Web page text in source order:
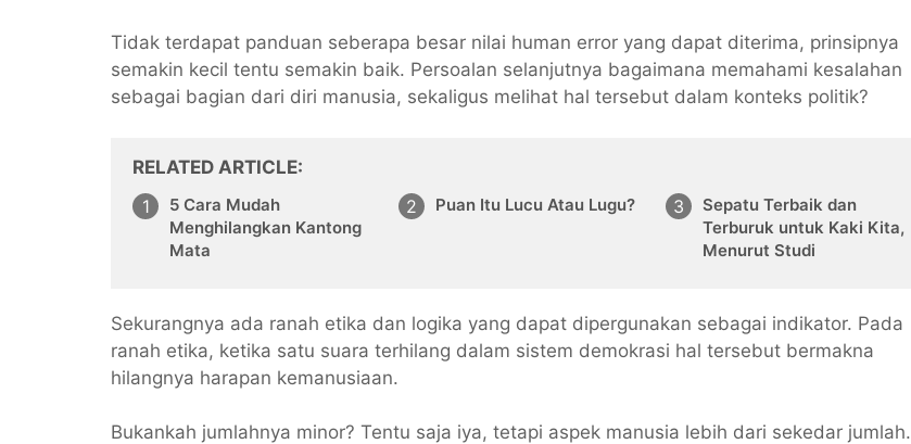
Tidak terdapat panduan seberapa besar nilai human error yang dapat diterima, prinsipnya
semakin kecil tentu semakin baik. Persoalan selanjutnya bagaimana memahami kesalahan
sebagai bagian dari diri manusia, sekaligus melihat hal tersebut dalam konteks politik?
RELATED ARTICLE
5 Cara Mudah
Menghilangkan Kantong
Mata
Puan Itu Lucu Atau Lugu?
Sepatu Terbaik dan
Terburuk untuk Kaki Kita,
Menurut Studi
Sekurangnya ada ranah etika dan logika yang dapat dipergunakan sebagai indikator. Pada
ranah etika, ketika satu suara terhilang dalam sistem demokrasi hal tersebut bermakna
hilangnya harapan kemanusiaan.
Bukankah jumlahnya minor? Tentu saja iya, tetapi aspek manusia lebih dari sekedar jumlah.